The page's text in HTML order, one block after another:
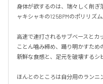
身体が欲するのは、瑞々しく削ぎ
ャキシャキの125BPMのポリリズム
高速で連打されるサブベースとカ
ことん噛み締め、踊り明かすため
新鮮な食感と、足元を破壊するシ
ほんとのところは自分用のランニ